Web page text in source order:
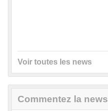
Voir toutes les news
Commentez la news